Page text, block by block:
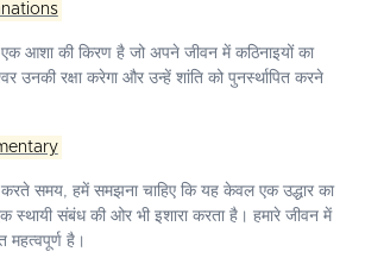
आशा की किरण है जो अपने जीवन में कठिनाइयों का
उनकी रक्षा करेगा और उन्हें शांति को पुनर्स्थापित करने
समय, हमें समझना चाहिए कि यह केवल एक उद्धार का
स्थायी संबंध की ओर भी इशारा करता है। हमारे जीवन में
महत्वपूर्ण है।